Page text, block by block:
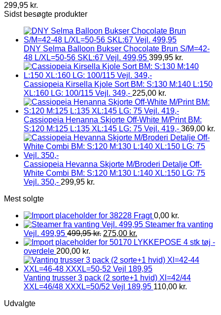
299,95 kr.
Sidst besøgte produkter
DNY Selma Balloon Bukser Chocolate Brun S/M=42-
48 L/XL=50-56 SKL:67 Vejl. 499,95 399,95 kr.
Cassiopeia Kirsella Kjole Sort BM: S:130 M:140 L:150
XL:160 LG: 100/115 Vejl. 349,- 225,00 kr.
Cassiopeia Henanna Skjorte Off-White M/Print BM:
S:120 M:125 L:135 XL:145 LG: 75 Vejl. 419,- 369,00 kr.
Cassiopeia Hevanna Skjorte M/Broderi Detalje Off-
White Combi BM: S:120 M:130 L:140 XL:150 LG: 75
Vejl. 350,- 299,95 kr.
Mest solgte
Fragt 0,00 kr.
Steamer fra vanting
Vejl. 499,95 499,95kr. 275,00 kr.
LYKKEPOSE 4 stk tøj -
overdele 200,00 kr.
Vanting trusser 3 pack (2 sorte+1 hvid) Xl=42/44
XXL=46/48 XXXL=50/52 Vejl 189,95 110,00 kr.
Udvalgte